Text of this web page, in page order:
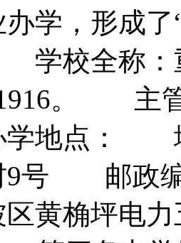
学，形成
校全称：
。 主
学地点：
9号 邮政
区黄桷坪电